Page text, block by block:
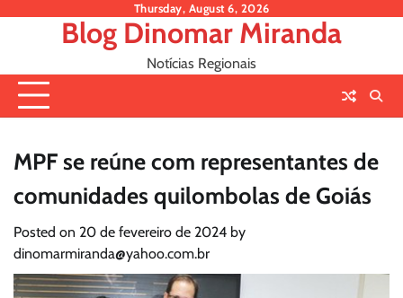
Thursday, August 6, 2026
Blog Dinomar Miranda
Notícias Regionais
MPF se reúne com representantes de
comunidades quilombolas de Goiás
Posted on 20 de fevereiro de 2024 by
dinomarmiranda@yahoo.com.br